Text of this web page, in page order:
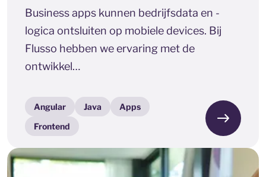
Business apps kunnen bedrijfsdata en -
logica ontsluiten op mobiele devices. Bij
Flusso hebben we ervaring met de
ontwikkel…
Angular Java
Apps
Frontend